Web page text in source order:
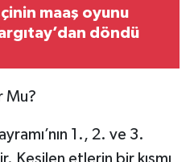
maaş oyunu
döndü
Mu?
1., 2. ve 3.
Kesilen etlerin bir kısmı